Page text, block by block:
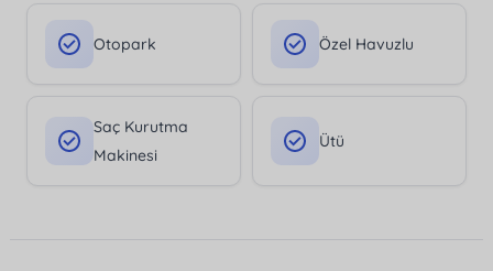
Otopark Özel Havuzlu
Saç Kurutma
Makinesi
Ütü